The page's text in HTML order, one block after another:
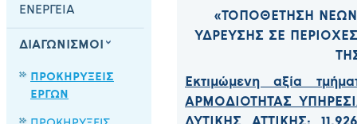
ΕΝΕΡΓΕΙΑ
ΔΙΑΓΩΝΙΣΜΟΙ
ΠΡΟΚΗΡΥΞΕΙΣ
ΕΡΓΩΝ
«ΤΟΠΟΘΕΤΗΣΗ ΝΕΩΝ
ΥΔΡΕΥΣΗΣ ΣΕ
Εκτιμώμενη αξία
ΑΡΜΟΔΙΟΤΗΤΑΣ